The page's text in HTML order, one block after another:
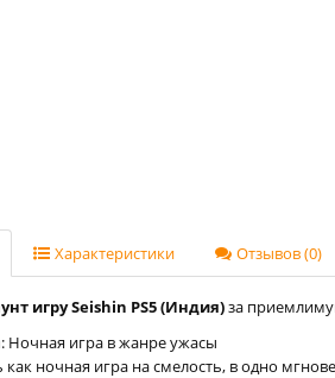
Характеристики Отзывов (0)
игру Seishin PS5 (Индия)за
Ночная игра в жанре ужасы
как ночная игра на смелость, в одно